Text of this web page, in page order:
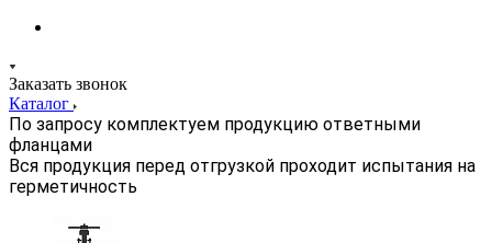
Заказать звонок
Каталог
По запросу комплектуем продукцию ответными
фланцами
Вся продукция перед отгрузкой проходит испытания на
герметичность